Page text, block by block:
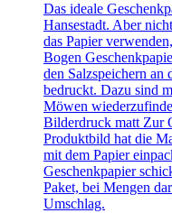
Das ideale
Hansestadt. Aber
das Papier
Bogen
den Salzspeichern an
bedruckt. Dazu sind
Möwen
Bilderdruck matt Zur
Produktbild hat die
mit dem Papier
Geschenkpapier
Paket, bei Mengen
Umschlag.